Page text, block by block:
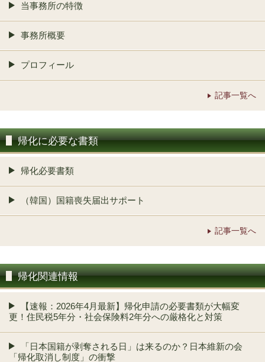
当事務所の特徴
事務所概要
プロフィール
記事一覧へ
帰化に必要な書類
帰化必要書類
（韓国）国籍喪失届出サポート
記事一覧へ
帰化関連情報
【速報：2026年4月最新】帰化申請の必要書類が大幅変
更！住民税5年分・社会保険料2年分への厳格化と対策
「日本国籍が剥奪される日」は来るのか？日本維新の会
「帰化取消し制度」の衝撃